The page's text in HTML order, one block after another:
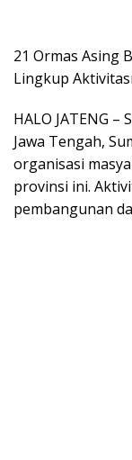
21 Ormas Asing
Lingkup
HALO JATENG
Jawa Tengah,
organisasi
provinsi ini.
pembangunan